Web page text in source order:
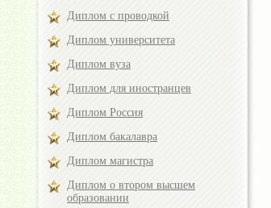
Диплом с проводкой
Диплом университета
Диплом вуза
Диплом для иностранцев
Диплом Россия
Диплом бакалавра
Диплом магистра
Диплом о втором высшем
образовании